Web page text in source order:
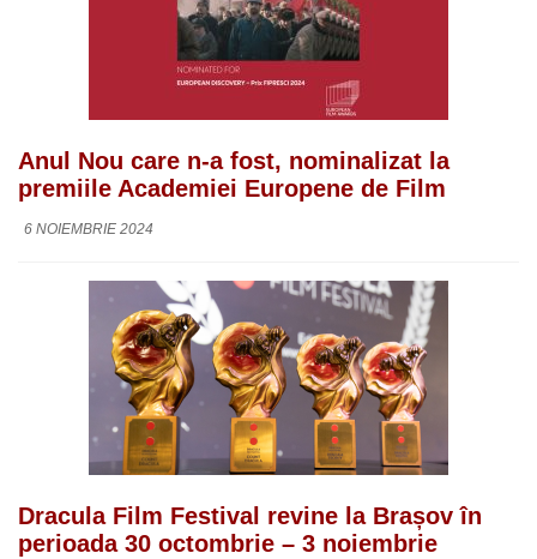
Anul Nou care n-a fost, nominalizat la
premiile Academiei Europene de Film
6 NOIEMBRIE 2024
Dracula Film Festival revine la Brașov în
perioada 30 octombrie – 3 noiembrie